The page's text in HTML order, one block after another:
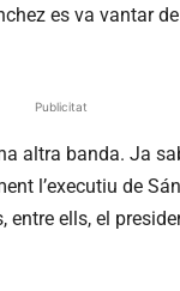
es va vantar
Publicitat
altra banda. Ja
l’executiu de
ells, el